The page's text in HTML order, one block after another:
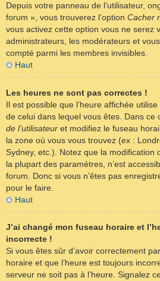
Depuis votre panneau de l’utilisateur,
forum », vous trouverez l’option Cacher
vous activez cette option vous ne serez
administrateurs, les modérateurs et
compté parmi les membres invisibles.
Haut
Les heures ne sont pas correctes !
Il est possible que l’heure affichée
de celui dans lequel vous êtes. Dans ce
de l’utilisateur et modifiez le fuseau
la zone où vous vous trouvez (ex :
Sydney, etc.). Notez que la modification
la plupart des paramètres, n’est
forum. Donc si vous n’êtes pas
pour le faire.
Haut
J’ai changé mon fuseau horaire et
incorrecte !
Si vous êtes sûr d’avoir correctement
horaire et que l’heure est toujours
serveur ne soit pas à l’heure. Signalez